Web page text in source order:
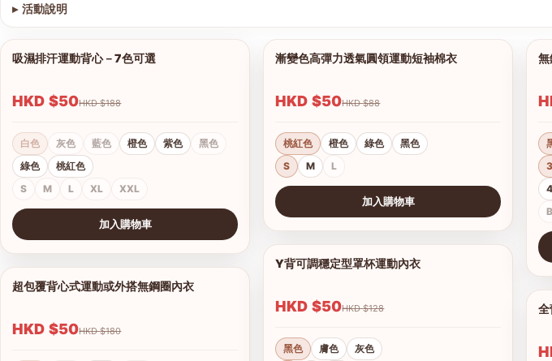
▸ 活動說明
查看圖片
吸濕排汗運動背心－7色可選
HKD $50 HKD $188
白色 灰色 藍色 橙色 紫色
黑色
綠色
桃紅色
S
M L XL XXL
加入購物車
超包覆背心式運動或外搭無鋼圈內衣
HKD $50 HKD $180
漸變色高彈力透氣圓領運動短袖棉衣
HKD $50 HKD $88
桃紅色 橙色 綠色
黑色
S
M L
加入購物車
Y背可調穩定型罩杯運動內衣
HKD $50 HKD $128
黑色 膚色
灰色
無
B
全